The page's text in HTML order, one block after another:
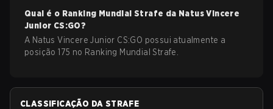
Qual é o Ranking Mundial Strafe da Natus Vincere
Junior CS:GO?
A Natus Vincere Junior CS:GO possui atualmente a
posição 175 no Ranking Mundial Strafe.
CLASSIFICAÇÃO DA STRAFE